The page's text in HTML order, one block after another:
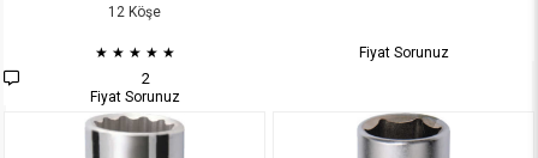
12 Köşe
★ ★ ★ ★ ★
2
Fiyat Sorunuz
Fiyat Sorunuz